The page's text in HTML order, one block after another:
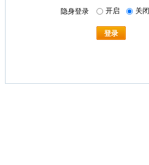
隐身登录 开启 关闭
登录